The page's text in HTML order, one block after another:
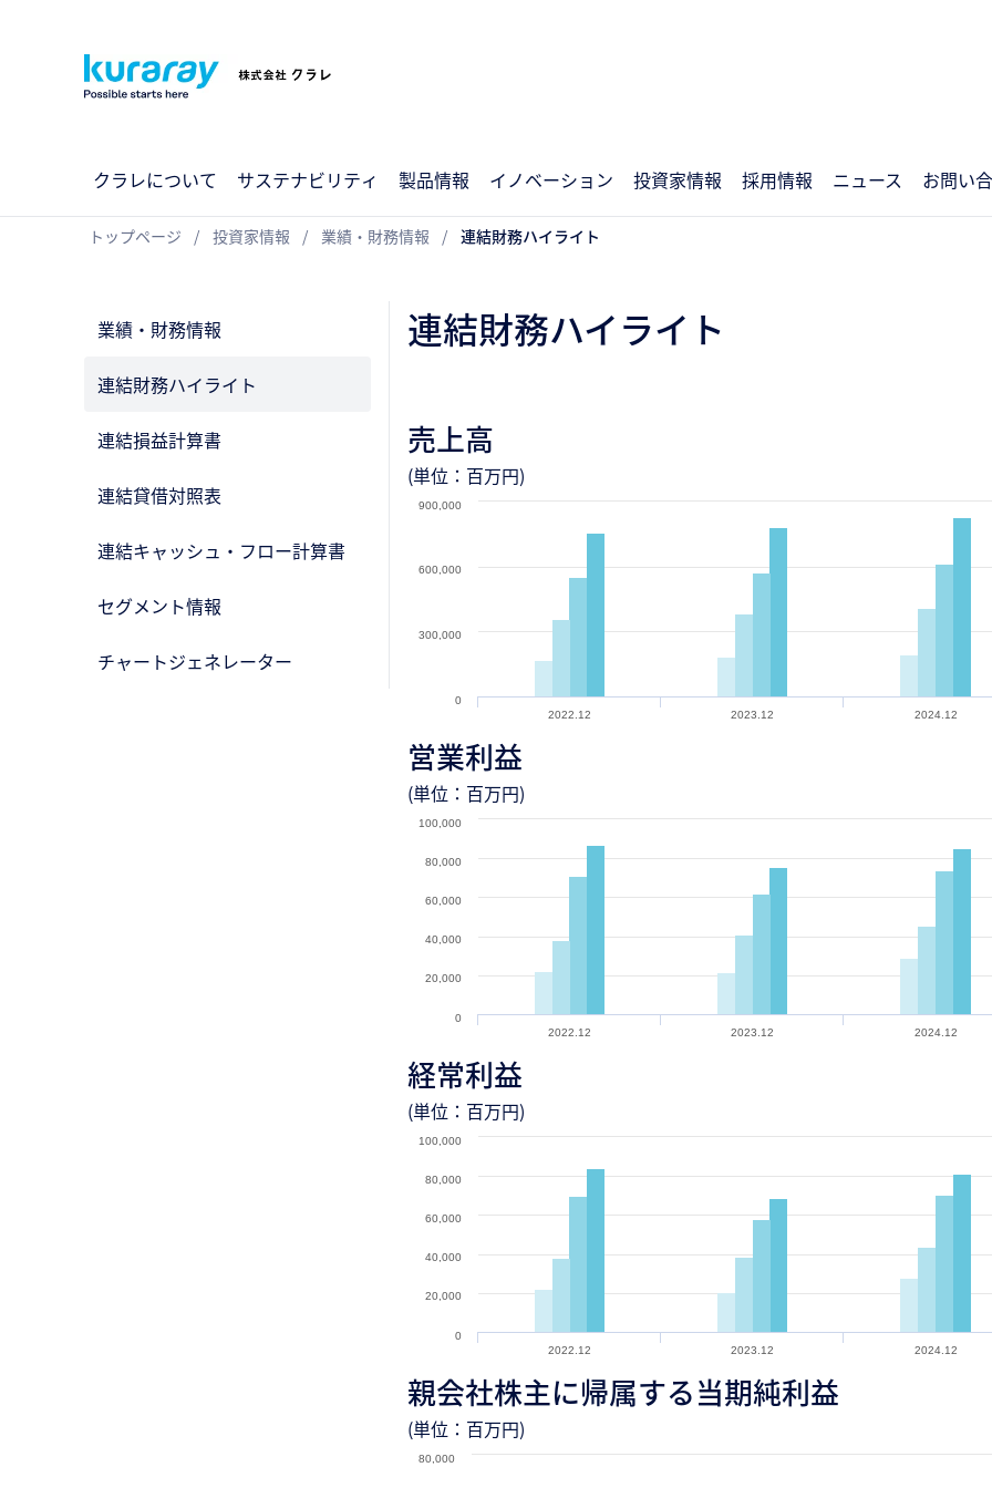
クラレについて サステナビリティ 製品情報 イノベーション 投資家情報 採用情報 ニュース お問い
トップページ 投資家情報 業績・財務情報 連結財務ハイライト
業績・財務情報
連結財務ハイライト
連結損益計算書
連結貸借対照表
連結キャッシュ・フロー計算書
セグメント情報
チャートジェネレーター
連結財務ハイライト
売上高
(単位：百万円)
2022.12 2023.12 2024.12
0
300,000
600,000
900,000
営業利益
(単位：百万円)
2022.12 2023.12 2024.12
0
20,000
40,000
60,000
80,000
100,000
経常利益
(単位：百万円)
2022.12 2023.12 2024.12
0
20,000
40,000
60,000
80,000
100,000
親会社株主に帰属する当期純利益
(単位：百万円)
80,000